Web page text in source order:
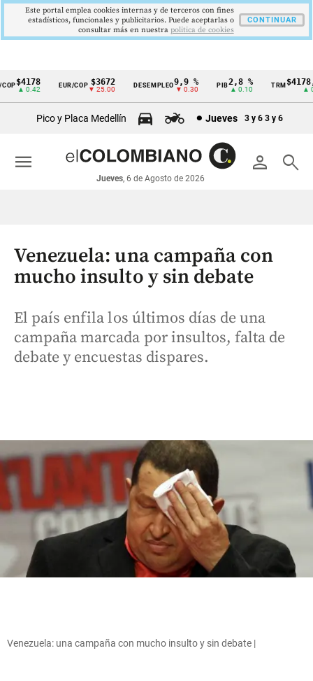
Cintillo
económicos
Colombia
$4178
▲ 0.42
EUR/COP $3672
▼ 25.00
DESEMPLEO9,9 %
▼ 0.30
2,8 %
▲ 0.10
TRM$4178,23
▲ 0.42
Pico y Placa Medellín Jueves 3 y 6 3 y 6
person search
Jueves, 6 de Agosto de 2026
menu
Venezuela: una campaña con
mucho insulto y sin debate
El país enfila los últimos días de una
campaña marcada por insultos, falta de
debate y encuestas dispares.
Venezuela: una campaña con mucho insulto y sin debate |
Este portal emplea cookies internas y de terceros con fines
estadísticos, funcionales y publicitarios. Puede aceptarlas o
consultar más en nuestra politica de cookies
CONTINUAR